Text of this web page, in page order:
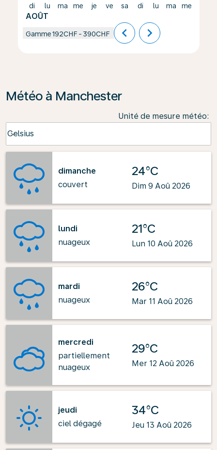
di
AOÛT
lu ma me je ve sa di lu ma me
Gamme192CHF - 390CHF chevron_left chevron_right
Météo à Manchester
Unité de mesure météo:
Celsius
keyboard_arrow_down
dimanche
couvert
24°C
Dim 9 Aoû 2026
lundi
nuageux
21°C
Lun 10 Aoû 2026
mardi
nuageux
26°C
Mar 11 Aoû 2026
mercredi
partiellement
nuageux
29°C
Mer 12 Aoû 2026
jeudi
ciel dégagé
34°C
Jeu 13 Aoû 2026